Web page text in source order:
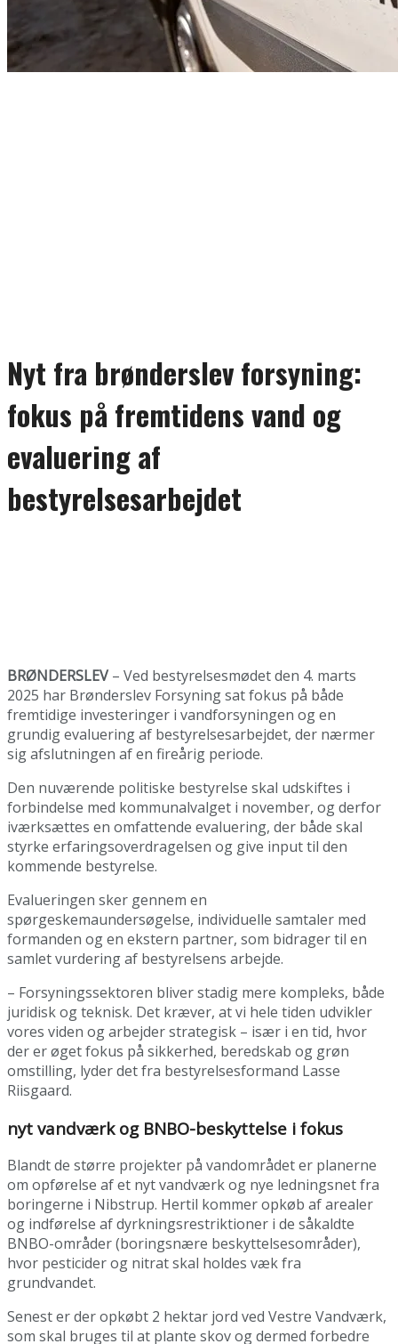
Nyt fra brønderslev forsyning:
fokus på fremtidens vand og
evaluering af
bestyrelsesarbejdet
BRØNDERSLEV– Ved bestyrelsesmødet den 4. marts
2025 har Brønderslev Forsyning sat fokus på både
fremtidige investeringer i vandforsyningen og en
grundig evaluering af bestyrelsesarbejdet, der nærmer
sig afslutningen af en fireårig periode.
Den nuværende politiske bestyrelse skal udskiftes i
forbindelse med kommunalvalget i november, og derfor
iværksættes en omfattende evaluering, der både skal
styrke erfaringsoverdragelsen og give input til den
kommende bestyrelse.
Evalueringen sker gennem en
spørgeskemaundersøgelse, individuelle samtaler med
formanden og en ekstern partner, som bidrager til en
samlet vurdering af bestyrelsens arbejde.
– Forsyningssektoren bliver stadig mere kompleks, både
juridisk og teknisk. Det kræver, at vi hele tiden udvikler
vores viden og arbejder strategisk – især i en tid, hvor
der er øget fokus på sikkerhed, beredskab og grøn
omstilling, lyder det fra bestyrelsesformand Lasse
Riisgaard.
nyt vandværk og BNBO-beskyttelse i fokus
Blandt de større projekter på vandområdet er planerne
om opførelse af et nyt vandværk og nye ledningsnet fra
boringerne i Nibstrup. Hertil kommer opkøb af arealer
og indførelse af dyrkningsrestriktioner i de såkaldte
BNBO-områder (boringsnære beskyttelsesområder),
hvor pesticider og nitrat skal holdes væk fra
grundvandet.
Senest er der opkøbt 2 hektar jord ved Vestre Vandværk,
som skal bruges til at plante skov og dermed forbedre